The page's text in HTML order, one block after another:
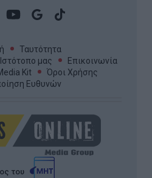
Ταυτότητα
μας
Επικοινωνία
Kit
Όροι Χρήσης
Ευθυνών
του